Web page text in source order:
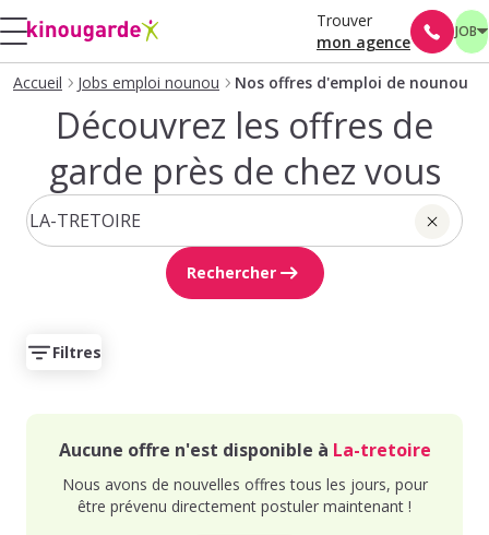
Trouver
mon agence
JOB
Accueil Jobs emploi nounou Nos offres d'emploi de nounou
Découvrez les offres de
garde près de chez vous
Rechercher
Filtres
Aucune offre n'est disponible à La-tretoire
Nous avons de nouvelles offres tous les jours, pour
être prévenu directement postuler maintenant !